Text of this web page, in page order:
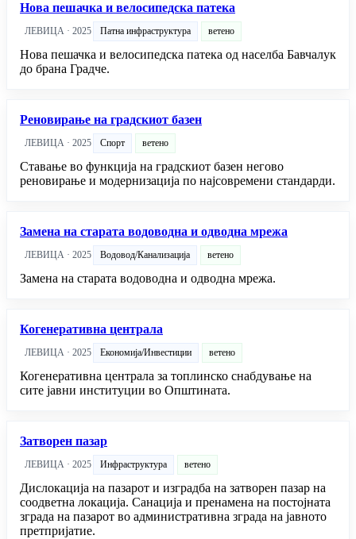
Нова пешачка и велосипедска патека
ЛЕВИЦА · 2025 Патна инфраструктура ветено
Нова пешачка и велосипедска патека од населба Бавчалук
до брана Градче.
Реновирање на градскиот базен
ЛЕВИЦА · 2025 Спорт ветено
Ставање во функција на градскиот базен негово
реновирање и модернизација по најсовремени стандарди.
Замена на старата водоводна и одводна мрежа
ЛЕВИЦА · 2025 Водовод/Канализација ветено
Замена на старата водоводна и одводна мрежа.
Когенеративна централа
ЛЕВИЦА · 2025 Економија/Инвестиции ветено
Когенеративна централа за топлинско снабдување на
сите јавни институции во Општината.
Затворен пазар
ЛЕВИЦА · 2025 Инфраструктура ветено
Дислокација на пазарот и изградба на затворен пазар на
соодветна локација. Санација и пренамена на постојната
зграда на пазарот во административна зграда на јавното
претпријатие.